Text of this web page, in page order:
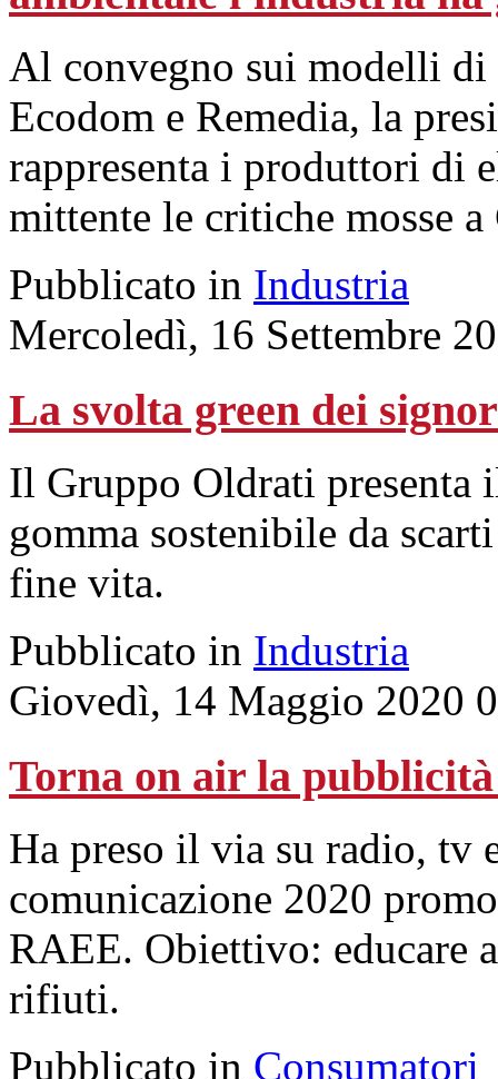
Al convegno sui modelli di
Ecodom e Remedia, la
rappresenta i produttori di
mittente le critiche mosse
Pubblicato in Industria
Mercoledì, 16 Settembre
La svolta green dei
Il Gruppo Oldrati presenta
gomma sostenibile da
fine vita.
Pubblicato in Industria
Giovedì, 14 Maggio 2020
Torna on air la pubblicità
Ha preso il via su radio, tv
comunicazione 2020
RAEE. Obiettivo: educare
rifiuti.
Pubblicato in Consumatori